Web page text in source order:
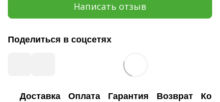
Написать отзыв
Поделиться в соцсетях
Доставка Оплата Гарантия Возврат